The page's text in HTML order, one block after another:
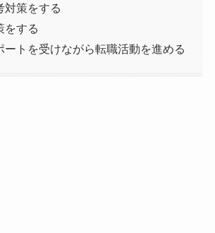
対策をする
をする
ートを受けながら転職活動を進める